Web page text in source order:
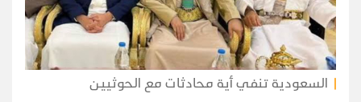
السعودية تنفي أية محادثات مع الحوثيين